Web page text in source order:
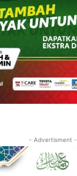
- Advertisment -